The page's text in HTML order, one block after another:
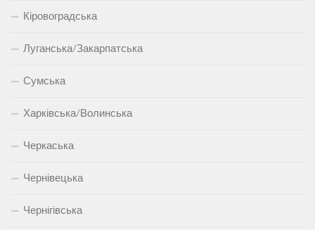
Кіровоградська
Луганська/Закарпатська
Сумська
Харківська/Волинська
Черкаська
Чернівецька
Чернігівська